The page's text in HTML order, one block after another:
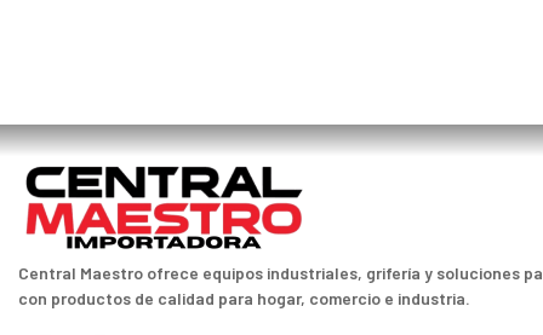
Central Maestro ofrece equipos industriales, grifería y soluciones
con productos de calidad para hogar, comercio e industria.